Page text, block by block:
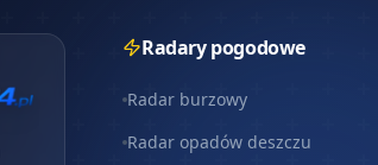
Radary pogodowe
Radar burzowy
Radar opadów deszczu